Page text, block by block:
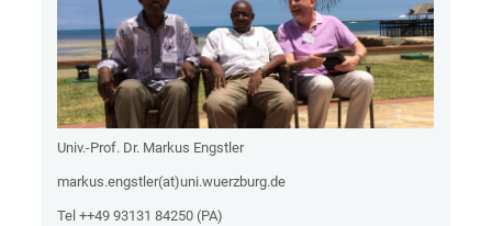
Univ.-Prof. Dr. Markus Engstler
markus.engstler(at)uni.wuerzburg.de
Tel ++49 93131 84250 (PA)